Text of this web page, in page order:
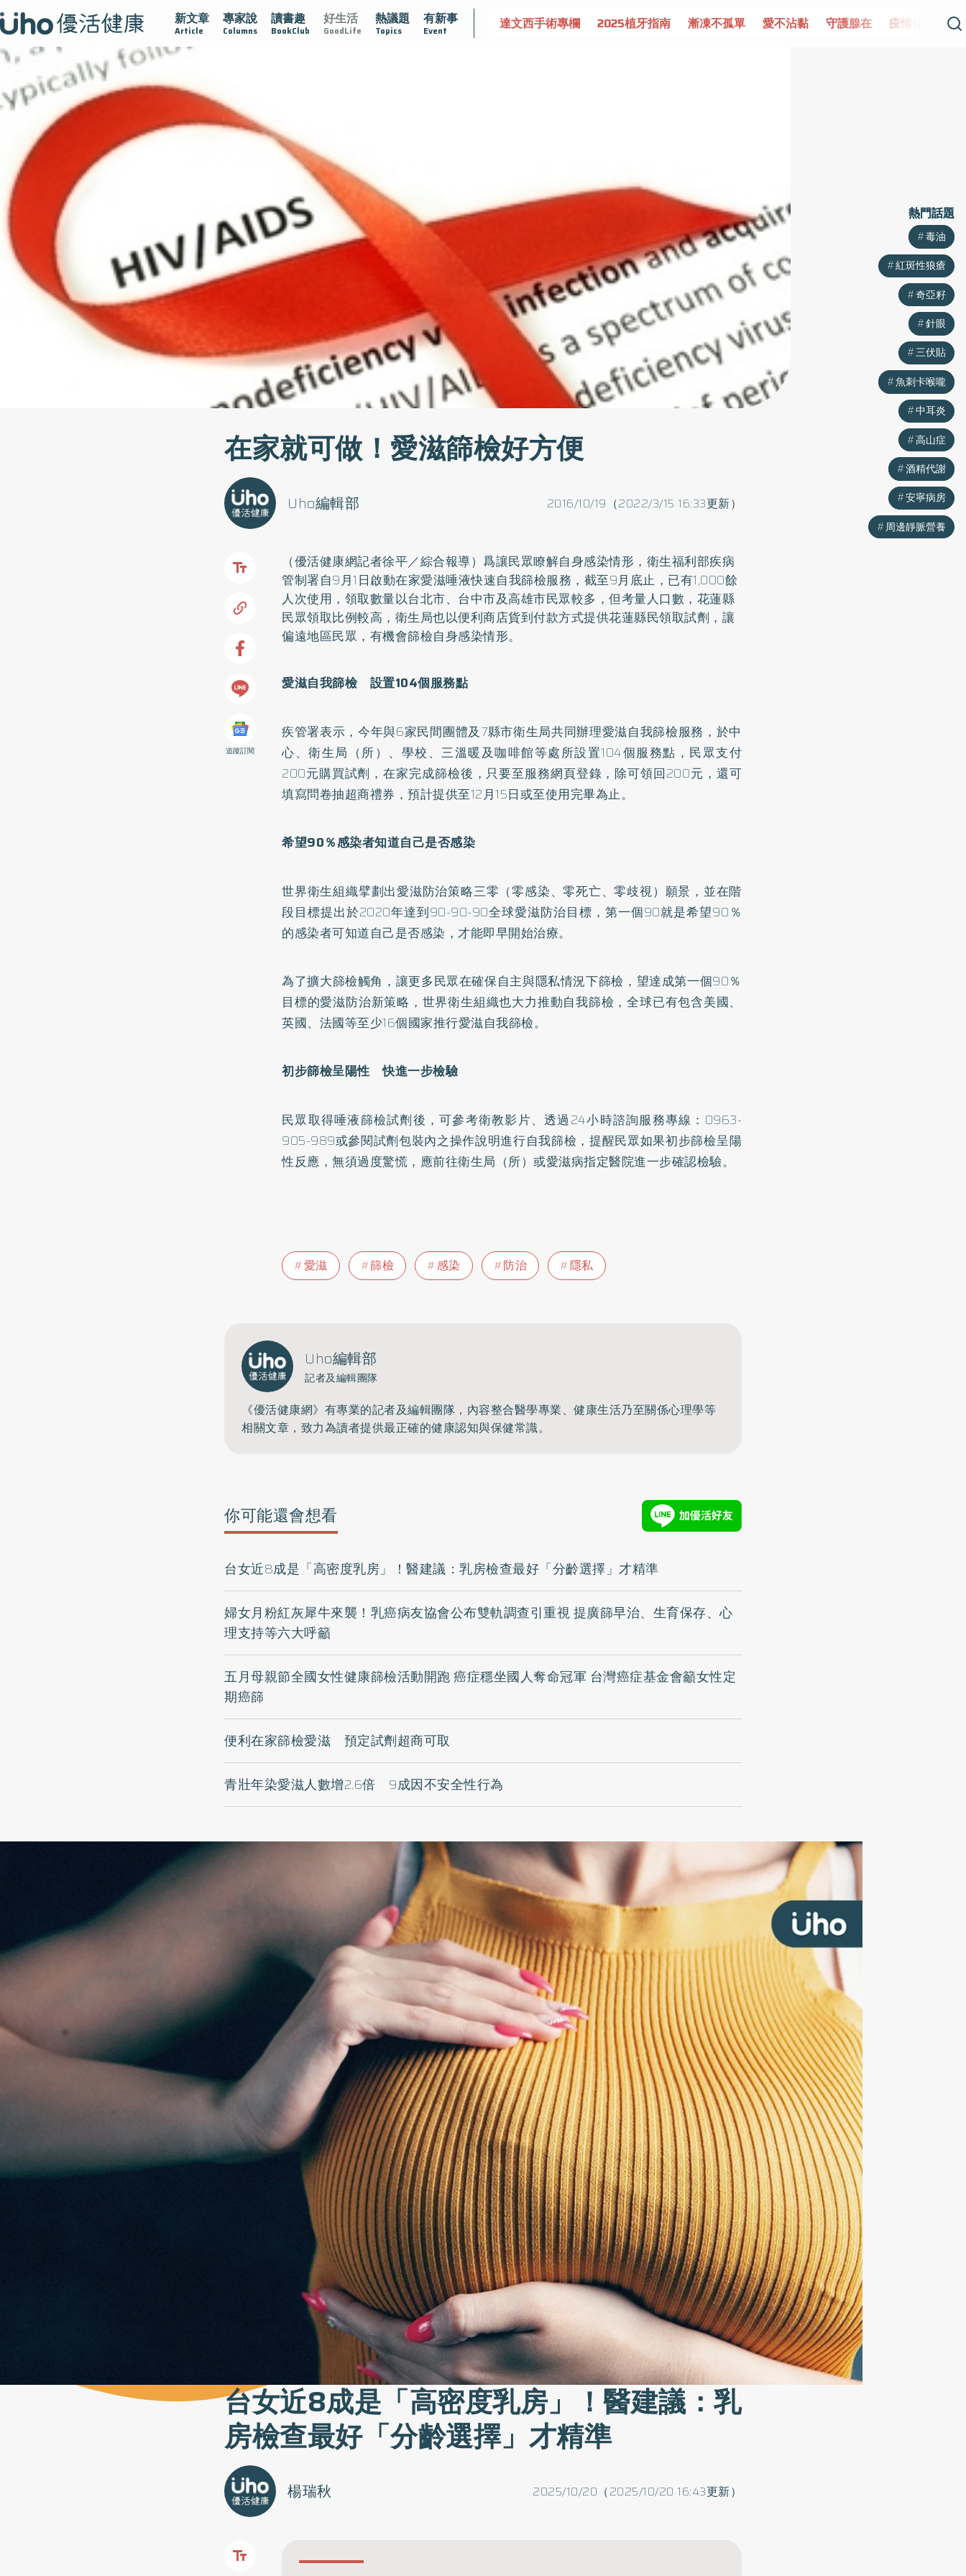
新文章
Article
專家說
Columns
讀書趣
BookClub
好生活
GoodLife
熱議題
Topics
有新事
Event
疫情保衛戰 再生醫學 愛的未來視 認識攝護腺肥大 守護骨骼健康 達文西手術專欄 2025植牙指南 漸凍不孤單 愛不沾黏 守護腺在 疫情保衛戰 再生醫學 愛的
在家就可做！愛滋篩檢好方便
2016/10/19（2022/3/15 16:33更新）
Uho編輯部
追蹤訂閱
（優活健康網記者徐平／綜合報導）爲讓民眾瞭解自身感染情形，衛生福利部疾病
管制署自9月1日啟動在家愛滋唾液快速自我篩檢服務，截至9月底止，已有1,000餘
人次使用，領取數量以台北市、台中市及高雄市民眾較多，但考量人口數，花蓮縣
民眾領取比例較高，衛生局也以便利商店貨到付款方式提供花蓮縣民領取試劑，讓
偏遠地區民眾，有機會篩檢自身感染情形。
愛滋自我篩檢 設置104個服務點
疾管署表示，今年與6家民間團體及7縣市衛生局共同辦理愛滋自我篩檢服務，於中
心、衛生局（所）、學校、三溫暖及咖啡館等處所設置104個服務點，民眾支付
200元購買試劑，在家完成篩檢後，只要至服務網頁登錄，除可領回200元，還可
填寫問卷抽超商禮券，預計提供至12月15日或至使用完畢為止。
希望90％感染者知道自己是否感染
世界衛生組織擘劃出愛滋防治策略三零（零感染、零死亡、零歧視）願景，並在階
段目標提出於2020年達到90-90-90全球愛滋防治目標，第一個90就是希望90％
的感染者可知道自己是否感染，才能即早開始治療。
為了擴大篩檢觸角，讓更多民眾在確保自主與隱私情況下篩檢，望達成第一個90％
目標的愛滋防治新策略，世界衛生組織也大力推動自我篩檢，全球已有包含美國、
英國、法國等至少16個國家推行愛滋自我篩檢。
初步篩檢呈陽性 快進一步檢驗
民眾取得唾液篩檢試劑後，可參考衛教影片、透過24小時諮詢服務專線：0963-
905-989或參閱試劑包裝內之操作說明進行自我篩檢，提醒民眾如果初步篩檢呈陽
性反應，無須過度驚慌，應前往衛生局（所）或愛滋病指定醫院進一步確認檢驗。
愛滋 篩檢 感染 防治 隱私
Uho編輯部
記者及編輯團隊
《優活健康網》有專業的記者及編輯團隊，內容整合醫學專業、健康生活乃至關係心理學等
相關文章，致力為讀者提供最正確的健康認知與保健常識。
你可能還會想看
台女近8成是「高密度乳房」！醫建議：乳房檢查最好「分齡選擇」才精準
婦女月粉紅灰犀牛來襲！乳癌病友協會公布雙軌調查引重視 提廣篩早治、生育保存、心
理支持等六大呼籲
五月母親節全國女性健康篩檢活動開跑 癌症穩坐國人奪命冠軍 台灣癌症基金會籲女性定
期癌篩
便利在家篩檢愛滋 預定試劑超商可取
青壯年染愛滋人數增2.6倍 9成因不安全性行為
熱門話題
毒油
紅斑性狼瘡
奇亞籽
針眼
三伏貼
魚刺卡喉嚨
中耳炎
高山症
酒精代謝
安寧病房
周邊靜脈營養
台女近8成是「高密度乳房」！醫建議：乳
房檢查最好「分齡選擇」才精準
2025/10/20（2025/10/20 16:43更新）
楊瑞秋
熱門話題
毒油
紅斑性狼瘡
奇亞籽
針眼
三伏貼
魚刺卡喉嚨
中耳炎
高山症
酒精代謝
安寧病房
周邊靜脈營養